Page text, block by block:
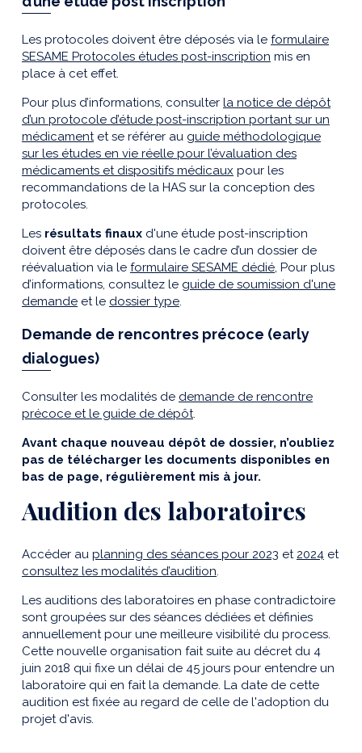
Les protocoles doivent être déposés via le formulaire
SESAME Protocoles études post-inscription mis en
place à cet effet.
Pour plus d’informations, consulter la notice de dépôt
d’un protocole d’étude post-inscription portant sur un
médicamentet se référer au guide méthodologique
sur les études en vie réelle pour l’évaluation des
médicaments et dispositifs médicaux pour les
recommandations de la HAS sur la conception des
protocoles.
Les résultats finaux d'une étude post-inscription
doivent être déposés dans le cadre d’un dossier de
réévaluation via le formulaire SESAME dédié, Pour plus
d’informations, consultez le guide de soumission d'une
demande et le dossier type.
Demande de rencontres précoce (early
dialogues)
Consulter les modalités de demande de rencontre
précoce et le guide de dépôt
Avant chaque nouveau dépôt de dossier, n’oubliez
pas de télécharger les documents disponibles en
bas de page, régulièrement mis à jour.
Audition des laboratoires
Accéder au planning des séances pour 2023 et 2024 et
consultez les modalités d’audition
Les auditions des laboratoires en phase contradictoire
sont groupées sur des séances dédiées et définies
annuellement pour une meilleure visibilité du process.
Cette nouvelle organisation fait suite au décret du 4
juin 2018 qui fixe un délai de 45 jours pour entendre un
laboratoire qui en fait la demande. La date de cette
audition est fixée au regard de celle de l'adoption du
projet d'avis.